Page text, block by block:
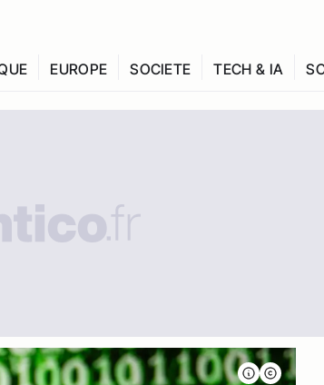
EUROPE SOCIETE TECH & IA